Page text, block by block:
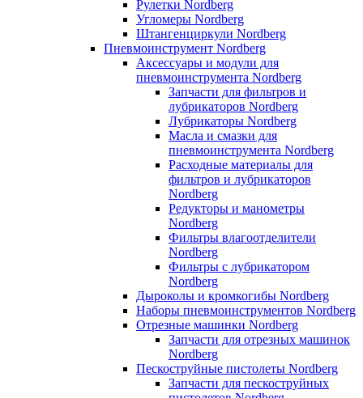
Рулетки Nordberg
Угломеры Nordberg
Штангенциркули Nordberg
Пневмоинструмент Nordberg
Аксессуары и модули для
пневмоинструмента Nordberg
Запчасти для фильтров и
лубрикаторов Nordberg
Лубрикаторы Nordberg
Масла и смазки для
пневмоинструмента Nordberg
Расходные материалы для
фильтров и лубрикаторов
Nordberg
Редукторы и манометры
Nordberg
Фильтры влагоотделители
Nordberg
Фильтры с лубрикатором
Nordberg
Дыроколы и кромкогибы Nordberg
Наборы пневмоинструментов Nordberg
Отрезные машинки Nordberg
Запчасти для отрезных машинок
Nordberg
Пескоструйные пистолеты Nordberg
Запчасти для пескоструйных